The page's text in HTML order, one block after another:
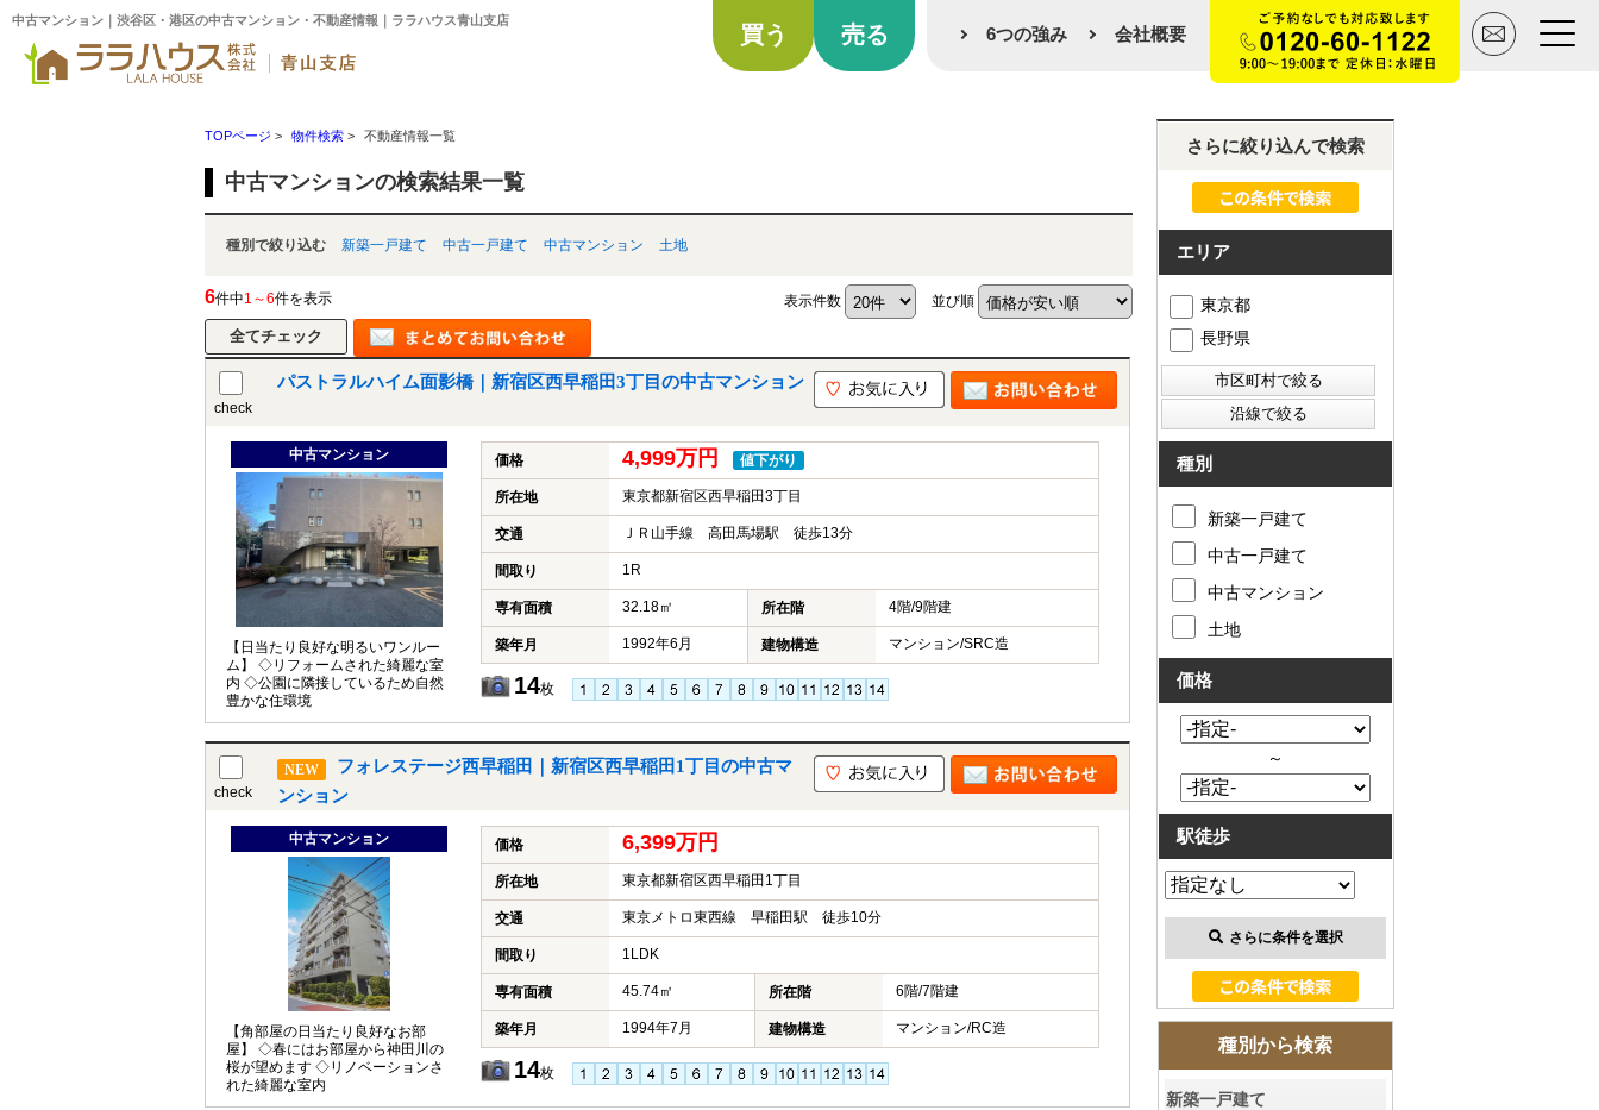
中古マンション｜渋谷区・港区の中古マンション・不動産情報｜ララハウス青山支店
買う 売る 6つの強み 会社概要
トップページ
買いたい
売りたい
空間デザイン事例
マンションカタログ
会社概要
スタッフ紹介
お客様の声
お知らせ
来店予約
お気に入り物件
会員登録
ログイン
TOPページ > 物件検索 > 不動産情報一覧
中古マンションの検索結果一覧
種別で絞り込む 新築一戸建て 中古一戸建て 中古マンション 土地
6件中1～6件を表示 表示件数 並び順
check
パストラルハイム面影橋｜新宿区西早稲田3丁目の中古マンション
中古マンション
【日当たり良好な明るいワンルー
ム】 ◇リフォームされた綺麗な室
内 ◇公園に隣接しているため自然
豊かな住環境
価格 4,999万円 値下がり
所在地 東京都新宿区西早稲田3丁目
交通 ＪＲ山手線 高田馬場駅 徒歩13分
間取り 1R
専有面積 32.18㎡ 所在階 4階/9階建
築年月 1992年6月 建物構造 マンション/SRC造
14枚
check
NEW
フォレステージ西早稲田｜新宿区西早稲田1丁目の中古マ
ンション
中古マンション
【角部屋の日当たり良好なお部
屋】 ◇春にはお部屋から神田川の
桜が望めます ◇リノベーションさ
れた綺麗な室内
価格 6,399万円
所在地 東京都新宿区西早稲田1丁目
交通 東京メトロ東西線 早稲田駅 徒歩10分
間取り 1LDK
専有面積 45.74㎡ 所在階 6階/7階建
築年月 1994年7月 建物構造 マンション/RC造
14枚
さらに絞り込んで検索
エリア
東京都
長野県
種別
新築一戸建て
中古一戸建て
中古マンション
土地
価格
～
駅徒歩
さらに条件を選択
種別から検索
新築一戸建て